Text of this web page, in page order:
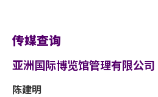
传媒查询
亚洲国际博览馆管理有限公司
陈建明